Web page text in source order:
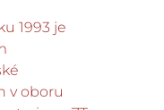
1993 je
v oboru